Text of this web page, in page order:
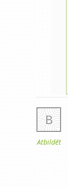
B
Atbildēt